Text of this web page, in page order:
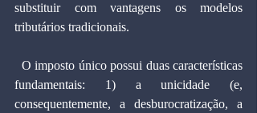
substituir com vantagens os modelos
tributários tradicionais.
fundamentais: 1) a unicidade (e,
consequentemente, a desburocratização, a